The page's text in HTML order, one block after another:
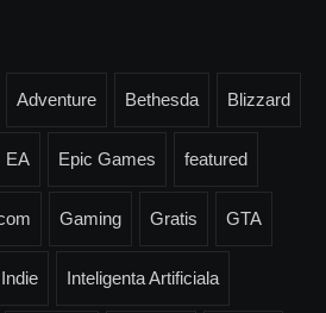
Adventure Bethesda Blizzard
EA Epic Games featured
Gaming Gratis GTA
Indie Inteligenta Artificiala